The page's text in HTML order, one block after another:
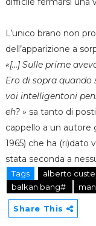
L’unico brano non
dell’apparizione a
«[…] Sulle prime
Ero di sopra quando
voi intelligentoni
eh? » sa tanto di
cappello a un autore
1965) che ha (ri)dato
stata seconda a
Tags alberto
balkan bang#
Share This